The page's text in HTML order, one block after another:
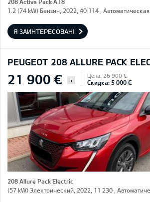
208 Active Pack AT8
1.2 (74 kW) Бензин, 2022, 40 114 ,
Я ЗАИНТЕРЕСОВАН!
PEUGEOT 208 ALLURE PACK
21 900 € i
Цена: 26 900 €
Скидка: 5 000 €
208 Allure Pack Electric
(57 kW) Электрический, 2022, 11 230 ,